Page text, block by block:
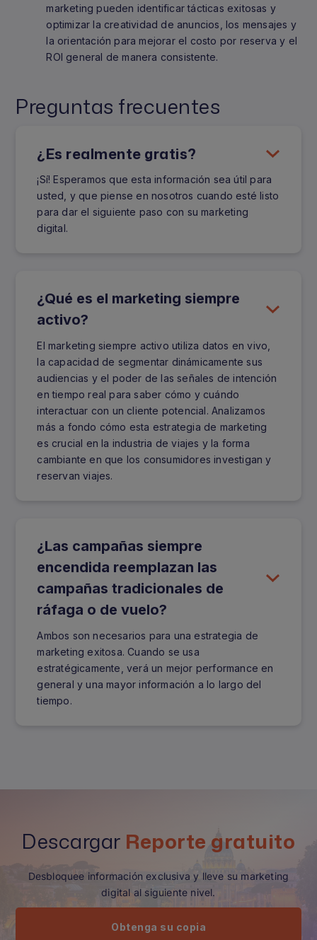
marketing pueden identificar tácticas exitosas y
optimizar la creatividad de anuncios, los mensajes y
la orientación para mejorar el costo por reserva y el
ROI general de manera consistente.
Preguntas frecuentes
¿Es realmente gratis?
¡Sí! Esperamos que esta información sea útil para
usted, y que piense en nosotros cuando esté listo
para dar el siguiente paso con su marketing
digital.
¿Qué es el marketing siempre
activo?
El marketing siempre activo utiliza datos en vivo,
la capacidad de segmentar dinámicamente sus
audiencias y el poder de las señales de intención
en tiempo real para saber cómo y cuándo
interactuar con un cliente potencial. Analizamos
más a fondo cómo esta estrategia de marketing
es crucial en la industria de viajes y la forma
cambiante en que los consumidores investigan y
reservan viajes.
¿Las campañas siempre
encendida reemplazan las
campañas tradicionales de
ráfaga o de vuelo?
Ambos son necesarios para una estrategia de
marketing exitosa. Cuando se usa
estratégicamente, verá un mejor performance en
general y una mayor información a lo largo del
tiempo.
Descargar Reporte gratuito
Desbloquee información exclusiva y lleve su marketing
digital al siguiente nivel.
Obtenga su copia